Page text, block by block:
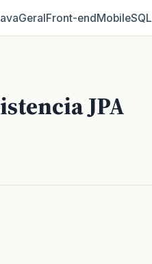
GeralFront‑endMobileSQL
JPA